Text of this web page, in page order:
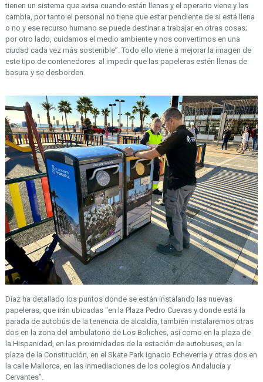
tienen un sistema que avisa cuando están llenas y el operario viene y las
cambia, por tanto el personal no tiene que estar pendiente de si está llena
o no y ese recurso humano se puede destinar a trabajar en otras cosas;
por otro lado, cuidamos el medio ambiente y nos convertimos en una
ciudad cada vez más sostenible”. Todo ello viene a mejorar la imagen de
este tipo de contenedores al impedir que las papeleras estén llenas de
basura y se desborden.
Díaz ha detallado los puntos donde se están instalando las nuevas
papeleras, que irán ubicadas “en la Plaza Pedro Cuevas y donde está la
parada de autobús de la tenencia de alcaldía, también instalaremos otras
dos en la zona del ambulatorio de Los Boliches, así como en la plaza de
la Hispanidad, en las proximidades de la estación de autobuses, en la
plaza de la Constitución, en el Skate Park Ignacio Echeverría y otras dos en
la calle Mallorca, en las inmediaciones de los colegios Andalucía y
Cervantes”.